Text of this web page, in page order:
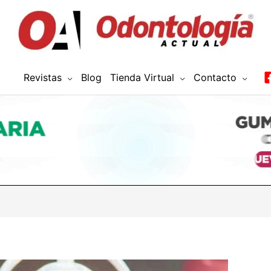
Revistas Blog Tienda Virtual Contacto